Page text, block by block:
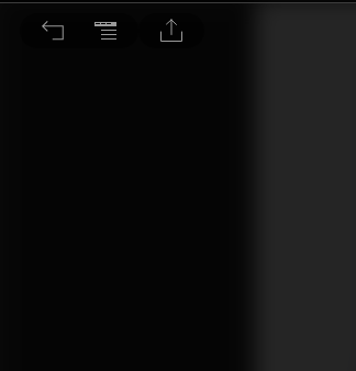
產品線更趨完整，什麼都有、都很強！